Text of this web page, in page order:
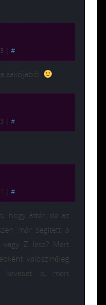
#
zakójából.
#
#
hogy áttér, de az
már segített a
Z lesz? Mert
valószínűleg
keveset is, mert